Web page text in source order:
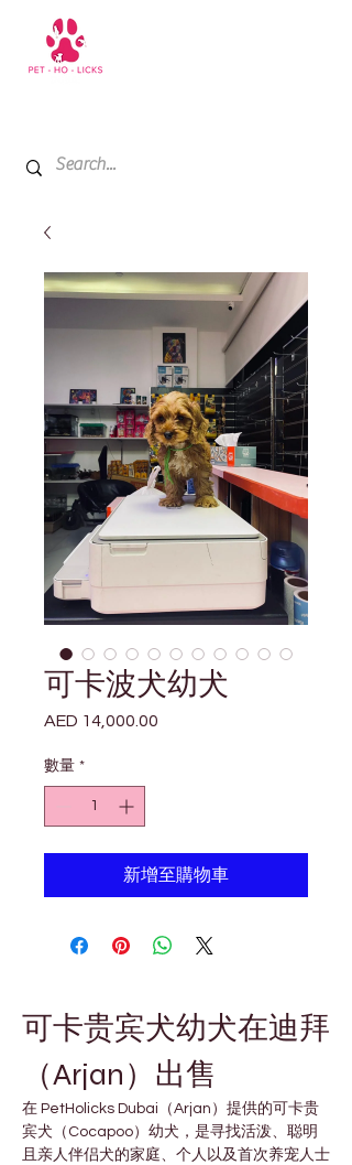
可卡波犬幼犬
AED 14,000.00
數量 *
新增至購物車
可卡贵宾犬幼犬在迪拜
（Arjan）出售
在 PetHolicks Dubai（Arjan）提供的可卡贵
宾犬（Cocapoo）幼犬，是寻找活泼、聪明
且亲人伴侣犬的家庭、个人以及首次养宠人士